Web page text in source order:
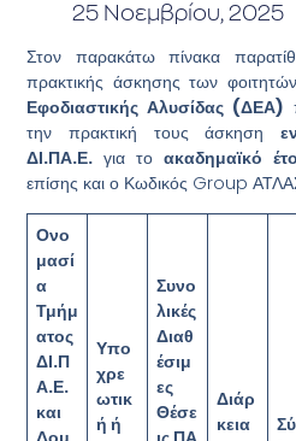
25 Νοεμβρίου, 2025
Στον παρακάτω πίνακα
πρακτικής άσκησης των
Εφοδιαστικής Αλυσίδας (ΔΕΑ)
την πρακτική τους άσκηση
ΔΙ.ΠΑ.Ε. για τοακαδημαϊκό
επίσης και ο Κωδικός Group
Ονο
μασί
α
Τμήμ
ατος
ΔΙ.Π
Α.Ε.
και
Υπο
χρε
ωτικ
ή ή
Συνο
λικές
Διαθ
έσιμ
ες
Θέσε
Διάρ
κεια